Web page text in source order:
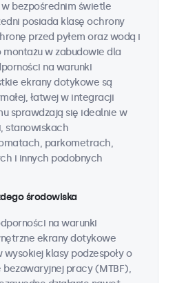
bezpośrednim świetle
posiada klasę ochrony
przed pyłem oraz wodą i
w zabudowie dla
na warunki
ekrany dotykowe są
łatwej w integracji
sprawdzają się idealnie w
stanowiskach
parkometrach,
i innych podobnych
środowiska
na warunki
ekrany dotykowe
wysokiej klasy podzespoły o
bezawaryjnej pracy (MTBF),